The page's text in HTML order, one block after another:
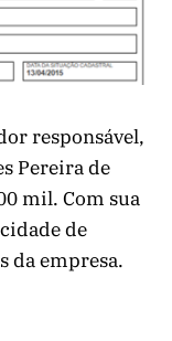
responsável,
Pereira de
mil. Com sua
de
da empresa.